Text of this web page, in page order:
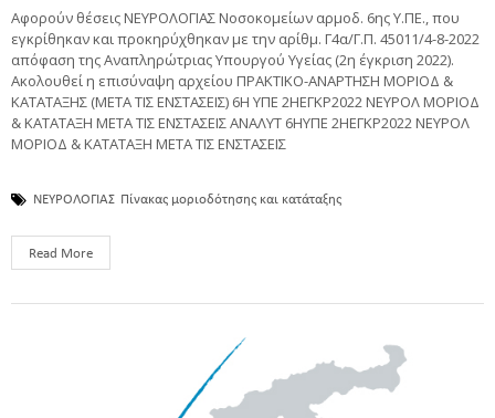
Αφορούν θέσεις ΝΕΥΡΟΛΟΓΙΑΣ Νοσοκομείων αρμοδ. 6ης Υ.ΠΕ., που
εγκρίθηκαν και προκηρύχθηκαν με την αρίθμ. Γ4α/Γ.Π. 45011/4-8-2022
απόφαση της Αναπληρώτριας Υπουργού Υγείας (2η έγκριση 2022).
Ακολουθεί η επισύναψη αρχείου ΠΡΑΚΤΙΚΟ-ΑΝΑΡΤΗΣΗ ΜΟΡΙΟΔ &
ΚΑΤΑΤΑΞΗΣ (ΜΕΤΑ ΤΙΣ ΕΝΣΤΑΣΕΙΣ) 6Η ΥΠΕ 2ΗΕΓΚΡ2022 ΝΕΥΡΟΛ ΜΟΡΙΟΔ
& ΚΑΤΑΤΑΞΗ ΜΕΤΑ ΤΙΣ ΕΝΣΤΑΣΕΙΣ ΑΝΑΛΥΤ 6ΗΥΠΕ 2ΗΕΓΚΡ2022 ΝΕΥΡΟΛ
ΜΟΡΙΟΔ & ΚΑΤΑΤΑΞΗ ΜΕΤΑ ΤΙΣ ΕΝΣΤΑΣΕΙΣ
ΝΕΥΡΟΛΟΓΙΑΣ Πίνακας μοριοδότησης και κατάταξης
Read More